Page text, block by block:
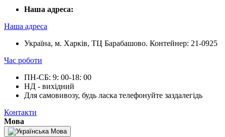
Наша адреса:
Наша адреса
Україна, м. Харків, ТЦ Барабашово. Контейнер: 21-0925
Час роботи
ПН-СБ: 9: 00-18: 00
НД - вихідний
Для самовивозу, будь ласка телефонуйте заздалегідь
Контакти
Мова
Мова